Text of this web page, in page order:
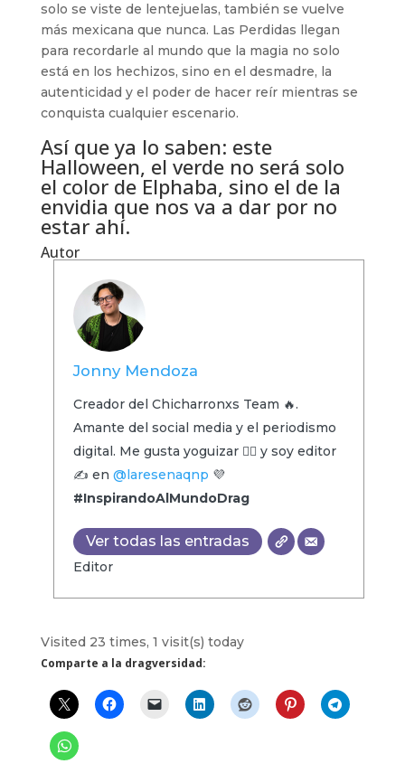
solo se viste de lentejuelas, también se vuelve
más mexicana que nunca. Las Perdidas llegan
para recordarle al mundo que la magia no solo
está en los hechizos, sino en el desmadre, la
autenticidad y el poder de hacer reír mientras se
conquista cualquier escenario.
Así que ya lo saben: este
Halloween, el verde no será solo
el color de Elphaba, sino el de la
envidia que nos va a dar por no
estar ahí.
Autor
Jonny Mendoza
Creador del Chicharronxs Team 🔥.
Amante del social media y el periodismo
digital. Me gusta yoguizar 🧘‍♂️ y soy editor
✍️ en @laresenaqnp 💜
#InspirandoAlMundoDrag
Ver todas las entradas
Editor
Visited 23 times, 1 visit(s) today
Comparte a la dragversidad: